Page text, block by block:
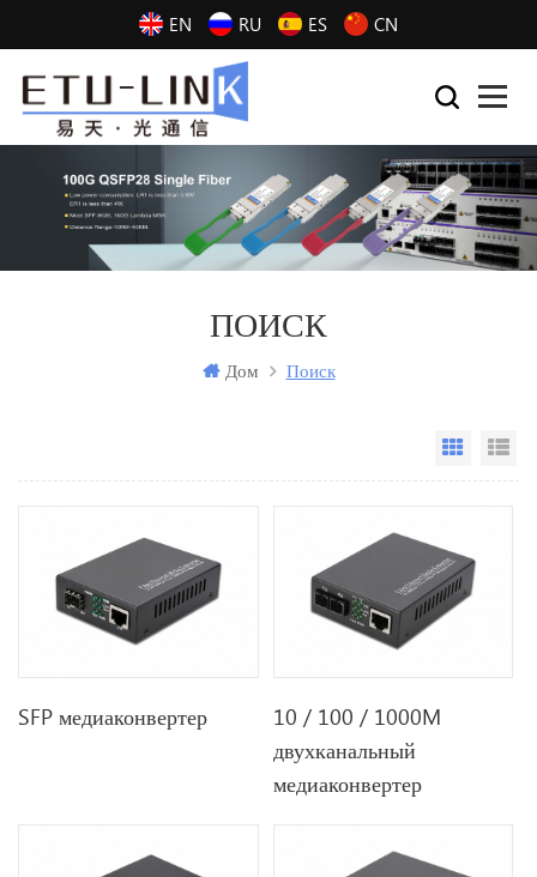
EN RU ES CN
ПОИСК
Дом Поиск
Grid
SFP медиаконвертер
10 / 100 / 1000M
двухканальный
медиаконвертер